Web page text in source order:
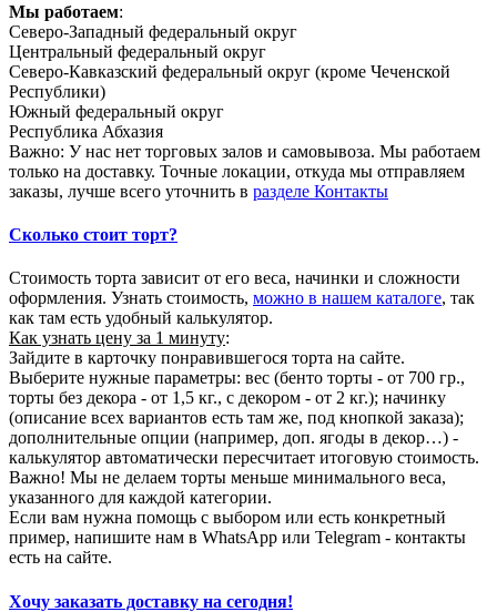
Мы работаем:
Северо-Западный федеральный округ
Центральный федеральный округ
Северо-Кавказский федеральный округ (кроме Чеченской
Республики)
Южный федеральный округ
Республика Абхазия
Важно: У нас нет торговых залов и самовывоза. Мы работаем
только на доставку. Точные локации, откуда мы отправляем
заказы, лучше всего уточнить в разделе Контакты
Сколько стоит торт?
Стоимость торта зависит от его веса, начинки и сложности
оформления. Узнать стоимость, можно в нашем каталоге, так
как там есть удобный калькулятор.
Как узнать цену за 1 минуту:
Зайдите в карточку понравившегося торта на сайте.
Выберите нужные параметры: вес (бенто торты - от 700 гр.,
торты без декора - от 1,5 кг., с декором - от 2 кг.); начинку
(описание всех вариантов есть там же, под кнопкой заказа);
дополнительные опции (например, доп. ягоды в декор…) -
калькулятор автоматически пересчитает итоговую стоимость.
Важно! Мы не делаем торты меньше минимального веса,
указанного для каждой категории.
Если вам нужна помощь с выбором или есть конкретный
пример, напишите нам в WhatsApp или Telegram - контакты
есть на сайте.
Хочу заказать доставку на сегодня!